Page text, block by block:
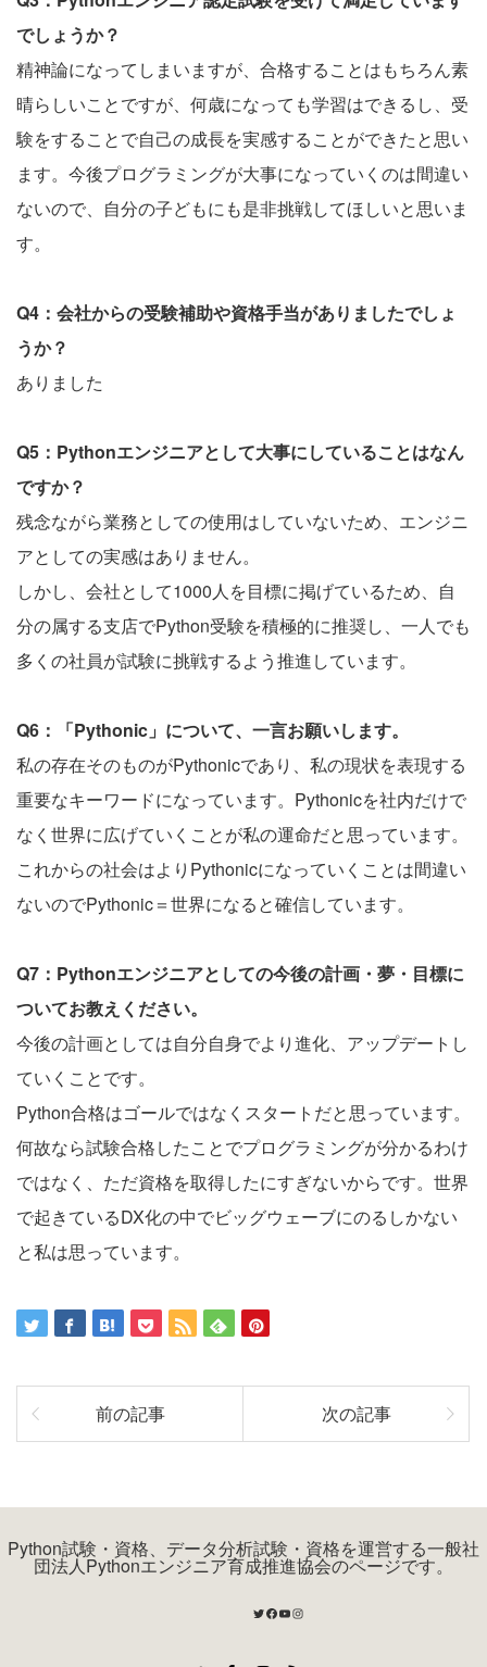
でしょうか？
精神論になってしまいますが、合格することはもちろん素
晴らしいことですが、何歳になっても学習はできるし、受
験をすることで自己の成長を実感することができたと思い
ます。今後プログラミングが大事になっていくのは間違い
ないので、自分の子どもにも是非挑戦してほしいと思いま
す。
Q4：会社からの受験補助や資格手当がありましたでしょ
うか？
ありました
Q5：Pythonエンジニアとして大事にしていることはなん
ですか？
残念ながら業務としての使用はしていないため、エンジニ
アとしての実感はありません。
しかし、会社として1000人を目標に掲げているため、自
分の属する支店でPython受験を積極的に推奨し、一人でも
多くの社員が試験に挑戦するよう推進しています。
Q6：「Pythonic」について、一言お願いします。
私の存在そのものがPythonicであり、私の現状を表現する
重要なキーワードになっています。Pythonicを社内だけで
なく世界に広げていくことが私の運命だと思っています。
これからの社会はよりPythonicになっていくことは間違い
ないのでPythonic＝世界になると確信しています。
Q7：Pythonエンジニアとしての今後の計画・夢・目標に
ついてお教えください。
今後の計画としては自分自身でより進化、アップデートし
ていくことです。
Python合格はゴールではなくスタートだと思っています。
何故なら試験合格したことでプログラミングが分かるわけ
ではなく、ただ資格を取得したにすぎないからです。世界
で起きているDX化の中でビッグウェーブにのるしかない
と私は思っています。
前の記事 次の記事
Python試験・資格、データ分析試験・資格を運営する一般社
団法人Pythonエンジニア育成推進協会のページです。
Twitter
Facebook
YouTube
Instagram
RSS